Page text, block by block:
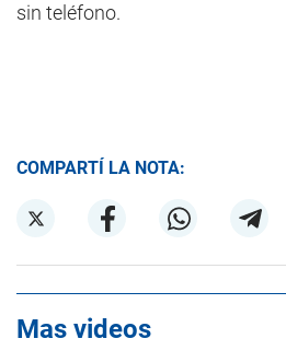
sin teléfono.
COMPARTÍ LA NOTA:
Mas videos